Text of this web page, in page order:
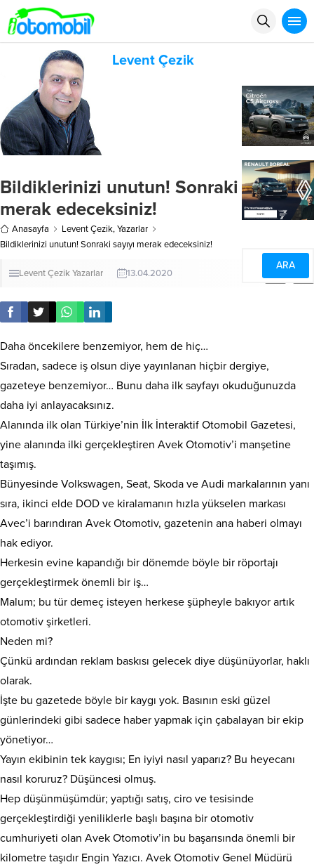
Levent Çezik
Bildiklerinizi unutun! Sonraki sayıyı
merak edeceksiniz!
Anasayfa Levent Çezik,Yazarlar
Bildiklerinizi unutun! Sonraki sayıyı merak edeceksiniz!
Levent ÇezikYazarlar 13.04.2020 A
Daha öncekilere benzemiyor, hem de hiç…
Sıradan, sadece iş olsun diye yayınlanan hiçbir dergiye,
gazeteye benzemiyor… Bunu daha ilk sayfayı okuduğunuzda
daha iyi anlayacaksınız.
Alanında ilk olan Türkiye’nin İlk İnteraktif Otomobil Gazetesi,
yine alanında ilki gerçekleştiren Avek Otomotiv’i manşetine
taşımış.
Bünyesinde Volkswagen, Seat, Skoda ve Audi markalarının yanı
sıra, ikinci elde DOD ve kiralamanın hızla yükselen markası
Avec’i barındıran Avek Otomotiv, gazetenin ana haberi olmayı
hak ediyor.
Herkesin evine kapandığı bir dönemde böyle bir röportajı
gerçekleştirmek önemli bir iş…
Malum; bu tür demeç isteyen herkese şüpheyle bakıyor artık
otomotiv şirketleri.
Neden mi?
Çünkü ardından reklam baskısı gelecek diye düşünüyorlar, haklı
olarak.
İşte bu gazetede böyle bir kaygı yok. Basının eski güzel
günlerindeki gibi sadece haber yapmak için çabalayan bir ekip
yönetiyor…
Yayın ekibinin tek kaygısı; En iyiyi nasıl yaparız? Bu heyecanı
nasıl koruruz? Düşüncesi olmuş.
Hep düşünmüşümdür; yaptığı satış, ciro ve tesisinde
gerçekleştirdiği yeniliklerle başlı başına bir otomotiv
cumhuriyeti olan Avek Otomotiv’in bu başarısında önemli bir
kilometre taşıdır Engin Yazıcı. Avek Otomotiv Genel Müdürü